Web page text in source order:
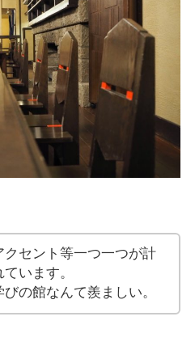
クセント等一つ一つが計
います。
の館なんて羨ましい。